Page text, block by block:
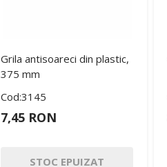
Grila antisoareci din plastic,
375 mm
Cod:3145
7,45 RON
STOC EPUIZAT